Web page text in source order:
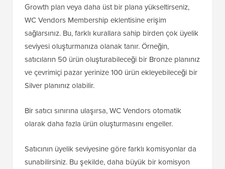
Growth plan veya daha üst bir plana yükseltirseniz,
WC Vendors Membership eklentisine erişim
sağlarsınız. Bu, farklı kurallara sahip birden çok üyelik
seviyesi oluşturmanıza olanak tanır. Örneğin,
satıcıların 50 ürün oluşturabileceği bir Bronze planınız
ve çevrimiçi pazar yerinize 100 ürün ekleyebileceği bir
Silver planınız olabilir.
Bir satıcı sınırına ulaşırsa, WC Vendors otomatik
olarak daha fazla ürün oluşturmasını engeller.
Satıcının üyelik seviyesine göre farklı komisyonlar da
sunabilirsiniz. Bu şekilde, daha büyük bir komisyon